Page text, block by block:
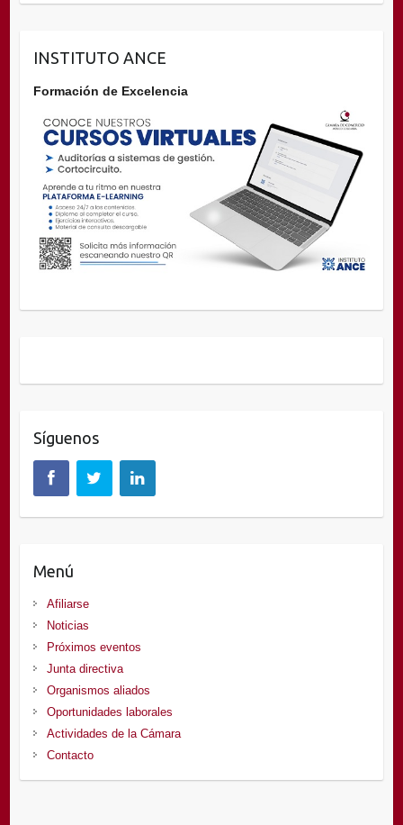
INSTITUTO ANCE
Formación de Excelencia
Síguenos
Menú
Afiliarse
Noticias
Próximos eventos
Junta directiva
Organismos aliados
Oportunidades laborales
Actividades de la Cámara
Contacto